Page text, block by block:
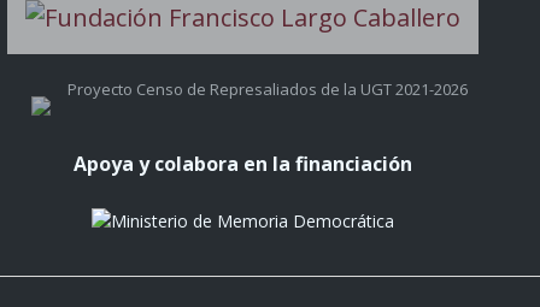
Proyecto Censo de Represaliados de la UGT 2021-2026
Apoya y colabora en la financiación